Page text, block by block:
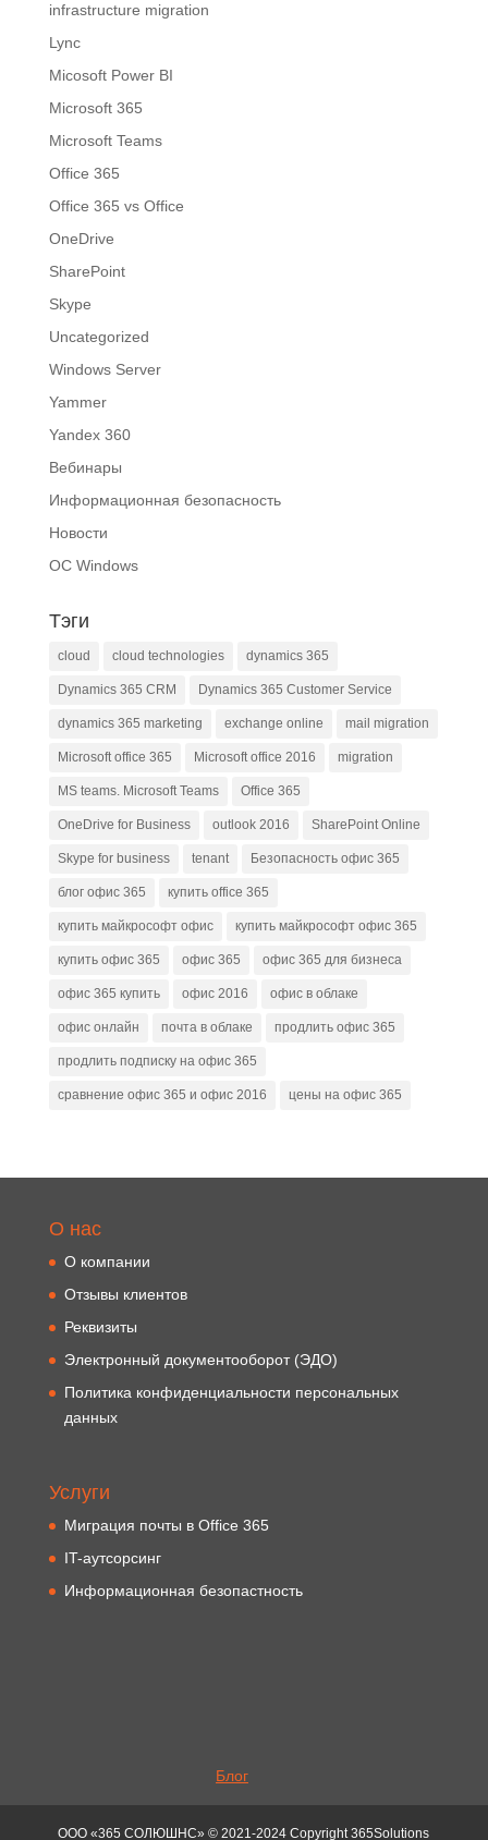
infrastructure migration
Lync
Micosoft Power BI
Microsoft 365
Microsoft Teams
Office 365
Office 365 vs Office
OneDrive
SharePoint
Skype
Uncategorized
Windows Server
Yammer
Yandex 360
Вебинары
Информационная безопасность
Новости
ОС Windows
Тэги
cloud cloud technologies dynamics 365
Dynamics 365 CRM Dynamics 365 Customer Service
dynamics 365 marketing exchange online mail migration
Microsoft office 365 Microsoft office 2016 migration
MS teams. Microsoft Teams Office 365
OneDrive for Business outlook 2016 SharePoint Online
Skype for business tenant Безопасность офис 365
блог офис 365 купить office 365
купить майкрософт офис купить майкрософт офис 365
купить офис 365 офис 365 офис 365 для бизнеса
офис 365 купить офис 2016 офис в облаке
офис онлайн почта в облаке продлить офис 365
продлить подписку на офис 365
сравнение офис 365 и офис 2016 цены на офис 365
О нас
О компании
Отзывы клиентов
Реквизиты
Электронный документооборот (ЭДО)
Политика конфиденциальности персональных
данных
Услуги
Миграция почты в Office 365
IT-аутсорсинг
Информационная безопастность
Блог
ООО «365 СОЛЮШНС» © 2021-2024 Copyright 365Solutions